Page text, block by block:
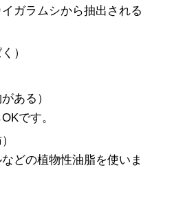
ガラムシから抽出される
）
ある）
です。
どの植物性油脂を使いま